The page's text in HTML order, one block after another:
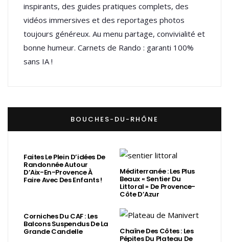
inspirants, des guides pratiques complets, des
vidéos immersives et des reportages photos
toujours généreux. Au menu partage, convivialité et
bonne humeur. Carnets de Rando : garanti 100%
sans IA !
BOUCHES-DU-RHÔNE
Faites Le Plein D’idées De
Randonnée Autour
D’Aix-En-Provence À
Faire Avec Des Enfants !
Méditerranée : Les Plus
Beaux « Sentier Du
Littoral » De Provence-
Côte D’Azur
Corniches Du CAF : Les
Balcons Suspendus De La
Grande Candelle Chaîne Des Côtes : Les
Pépites Du Plateau De